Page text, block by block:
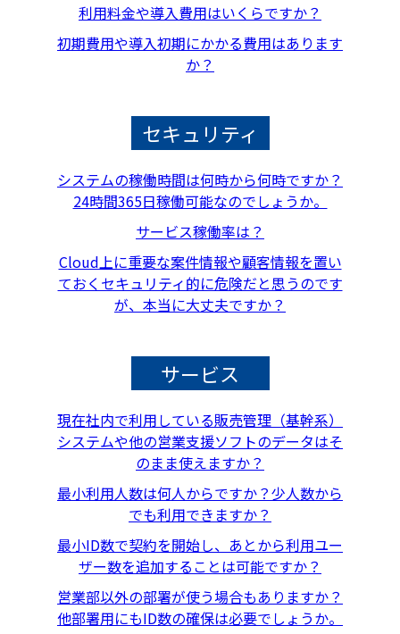
利用料金や導入費用はいくらですか？
初期費用や導入初期にかかる費用はあります
か？
セキュリティ
システムの稼働時間は何時から何時ですか？
24時間365日稼働可能なのでしょうか。
サービス稼働率は？
Cloud上に重要な案件情報や顧客情報を置い
ておくセキュリティ的に危険だと思うのです
が、本当に大丈夫ですか？
サービス
現在社内で利用している販売管理（基幹系）
システムや他の営業支援ソフトのデータはそ
のまま使えますか？
最小利用人数は何人からですか？少人数から
でも利用できますか？
最小ID数で契約を開始し、あとから利用ユー
ザー数を追加することは可能ですか？
営業部以外の部署が使う場合もありますか？
他部署用にもID数の確保は必要でしょうか。